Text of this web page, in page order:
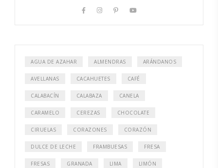
AGUA DE AZAHAR ALMENDRAS ARÁNDANOS
AVELLANAS CACAHUETES CAFÉ
CALABACÍN CALABAZA CANELA
CARAMELO CEREZAS CHOCOLATE
CIRUELAS CORAZONES CORAZÓN
DULCE DE LECHE FRAMBUESAS FRESA
FRESAS GRANADA LIMA LIMÓN